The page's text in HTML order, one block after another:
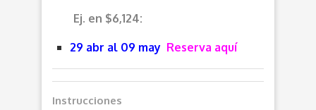
Ej. en $6,124:
29 abr al 09 may Reserva aquí
Instrucciones